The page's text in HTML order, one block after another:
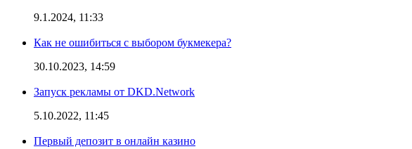
9.1.2024, 11:33
Как не ошибиться с выбором букмекера?
30.10.2023, 14:59
Запуск рекламы от DKD.Network
5.10.2022, 11:45
Первый депозит в онлайн казино